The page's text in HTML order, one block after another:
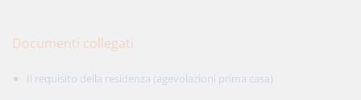
Documenti collegati
Il requisito della residenza (agevolazioni prima casa)